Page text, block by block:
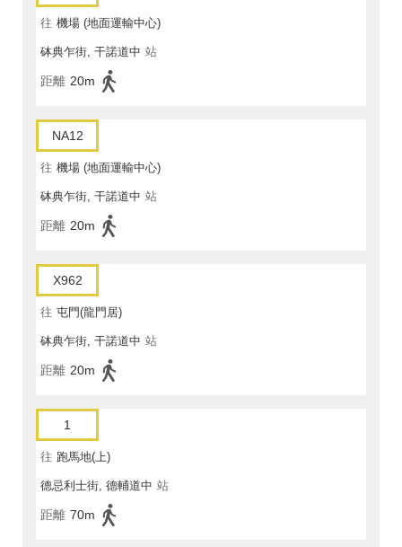
往 機場 (地面運輸中心)
砵典乍街, 干諾道中 站
距離 20m
NA12
往 機場 (地面運輸中心)
砵典乍街, 干諾道中 站
距離 20m
X962
往 屯門(龍門居)
砵典乍街, 干諾道中 站
距離 20m
1
往 跑馬地(上)
德忌利士街, 德輔道中 站
距離 70m